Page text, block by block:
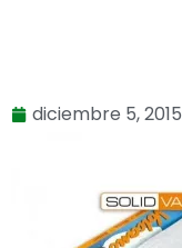
diciembre 5, 2015